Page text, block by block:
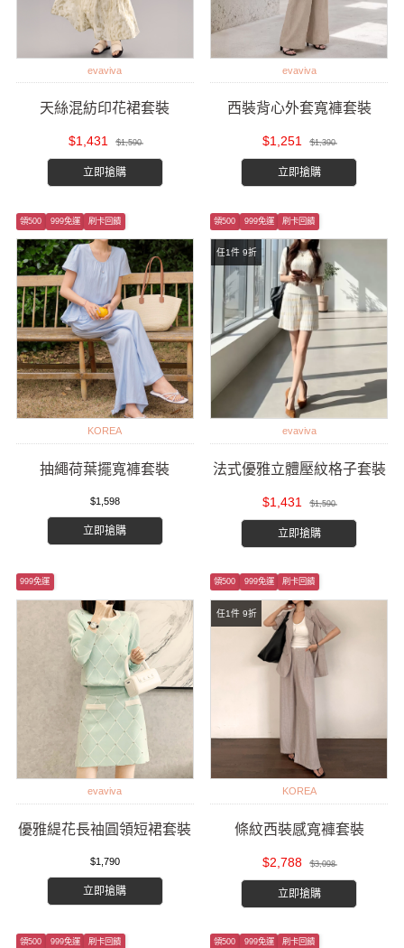
evaviva
天絲混紡印花裙套裝
$1,431 $1,590
立即搶購
evaviva
西裝背心外套寬褲套裝
$1,251 $1,390
立即搶購
領500 999免運 刷卡回饋
KOREA
抽繩荷葉擺寬褲套裝
$1,598
立即搶購
任1件 9折
領500 999免運 刷卡回饋
evaviva
法式優雅立體壓紋格子套裝
$1,431 $1,590
立即搶購
999免運
evaviva
優雅緹花長袖圓領短裙套裝
$1,790
立即搶購
任1件 9折
領500 999免運 刷卡回饋
KOREA
條紋西裝感寬褲套裝
$2,788 $3,098
立即搶購
領500 999免運 刷卡回饋 領500 999免運 刷卡回饋